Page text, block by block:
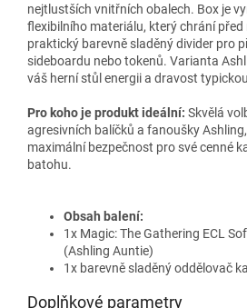
nejtlustších vnitřních obalech. Box je
flexibilního materiálu, který chrání před
praktický barevně sladěný divider pro
sideboardu nebo tokenů. Varianta
váš herní stůl energii a dravost
Pro koho je produkt ideální: Skvělá
agresivních balíčků a fanoušky
maximální bezpečnost pro své cenné
batohu.
Obsah balení:
1x Magic: The Gathering ECL
(Ashling Auntie)
1x barevně sladěný oddělovač
Doplňkové parametry